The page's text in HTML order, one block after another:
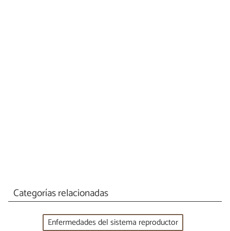
Categorías relacionadas
Enfermedades del sistema reproductor